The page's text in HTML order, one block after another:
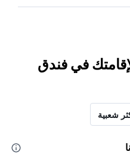
في فندق
شعبية